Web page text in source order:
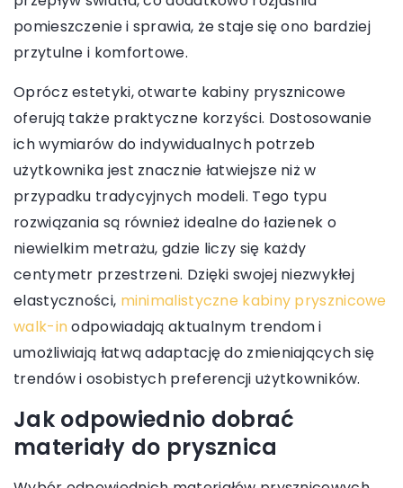
pomieszczenie i sprawia, że staje się ono bardziej
przytulne i komfortowe.
Oprócz estetyki, otwarte kabiny prysznicowe
oferują także praktyczne korzyści. Dostosowanie
ich wymiarów do indywidualnych potrzeb
użytkownika jest znacznie łatwiejsze niż w
przypadku tradycyjnych modeli. Tego typu
rozwiązania są również idealne do łazienek o
niewielkim metrażu, gdzie liczy się każdy
centymetr przestrzeni. Dzięki swojej niezwykłej
elastyczności, minimalistyczne kabiny prysznicowe
walk-inodpowiadają aktualnym trendom i
umożliwiają łatwą adaptację do zmieniających się
trendów i osobistych preferencji użytkowników.
Jak odpowiednio dobrać
materiały do prysznica